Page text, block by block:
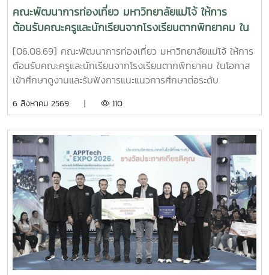
คณะพัฒนาการท่องเที่ยว มหาวิทยาลัยแม่โจ้ ให้การ
ต้อนรับคณะครูและนักเรียนจากโรงเรียนตากพิทยาคม ใน
โอกาสเข้าศึกษาดูงานและรับฟังการแนะแนวการศึกษาต่อ
ระดับอุดมศึกษา
[06.08.69] คณะพัฒนาการท่องเที่ยว มหาวิทยาลัยแม่โจ้ ให้การ
ต้อนรับคณะครูและนักเรียนจากโรงเรียนตากพิทยาคม ในโอกาส
เข้าศึกษาดูงานและรับฟังการแนะแนวการศึกษาต่อระดับ
วิสัยทัศน์ มหาวิทยาลัยแม่โจ้การศึกษาดูงานในครั้งนี้มี
การจัดการเรียนการสอน ตลอดจนแนวทางการศึกษาต่อในคณะ
พัฒนาการท่องเที่ยว พร้อมทั้งแลกเปลี่ยนประสบการณ์และสร้าง
แรงบันดาลใจในการวางแผนศึกษาต่อในอนาคตคณะพัฒนาการ
ท่องเที่ยวขอขอบคุณคณะครูและนักเรียนจากโรงเรียนตาก
พิทยาคมที่ให้เกียรติเข้าเยี่ยมชมและศึกษาดูงานในครั้งนี้ และหวัง
เป็นอย่างยิ่งว่าจะได้มีโอกาสต้อนรับทุกท่านอีกในโอกาสต่อ
ไป#MJU#TDS#TDSMJU#TD#TourismDevelopment#มหาวิทย
แม่โจ้#คณะพัฒนาการท่องเที่ยว#ท่องเที่ยวแม่โจ้
6 สิงหาคม 2569 | 110